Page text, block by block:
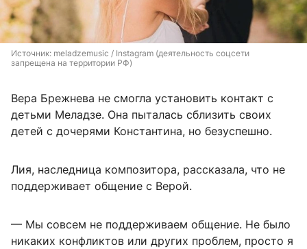
Источник: meladzemusic / Instagram (деятельность соцсети
запрещена на территории РФ)
Вера Брежнева не смогла установить контакт с
детьми Меладзе. Она пыталась сблизить своих
детей с дочерями Константина, но безуспешно.
Лия, наследница композитора, рассказала, что не
поддерживает общение с Верой.
— Мы совсем не поддерживаем общение. Не было
никаких конфликтов или других проблем, просто я